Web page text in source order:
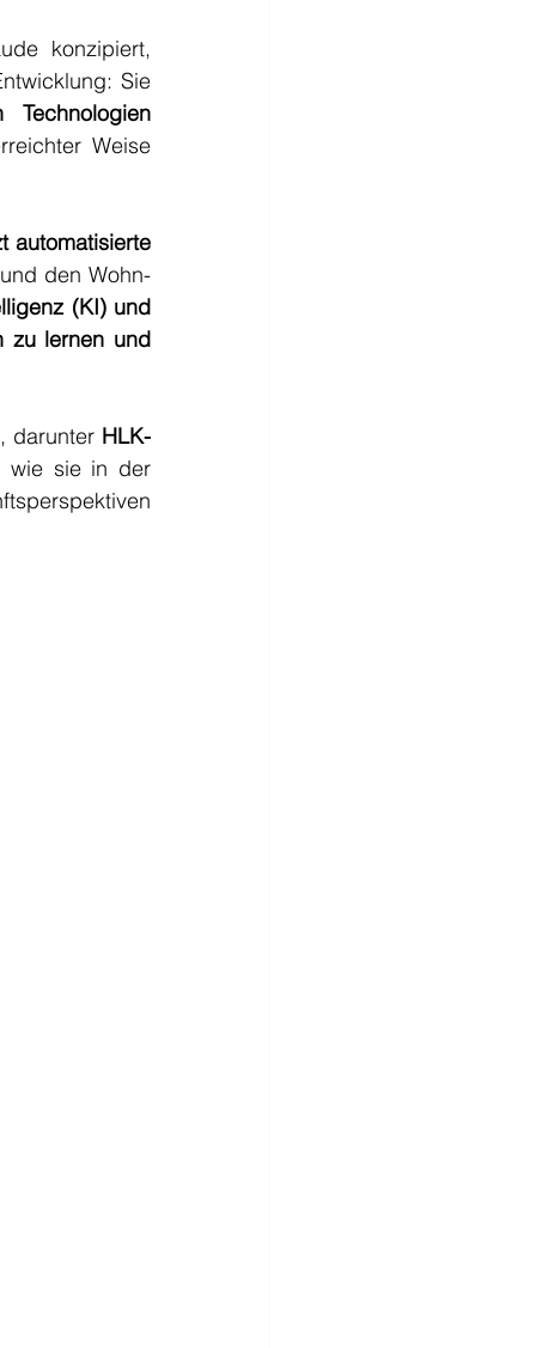
konzipiert,
Sie
Technologien
Weise
automatisierte
den Wohn-
(KI) und
zu lernen und
darunter HLK-
wie sie in der